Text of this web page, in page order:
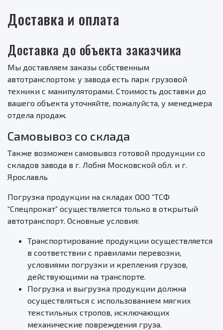
Доставка и оплата
Доставка до объекта заказчика
Мы доставляем заказы собственным
автотранспортом: у завода есть парк грузовой
техники с манипуляторами. Стоимость доставки до
вашего объекта уточняйте, пожалуйста, у менеджера
отдела продаж.
Самовывоз со склада
Также возможен самовывоз готовой продукции со
складов завода в г. Лобня Московской обл. и г.
Ярославль
Погрузка продукции на складах ООО “ТСФ
“Спецпрокат” осуществляется только в открытый
автотранспорт. Основные условия:
Транспортирование продукции осуществляется
в соответствии с правилами перевозки,
условиями погрузки и крепления грузов,
действующими на транспорте.
Погрузка и выгрузка продукции должна
осуществляться с использованием мягких
текстильных стропов, исключающих
механические повреждения груза.